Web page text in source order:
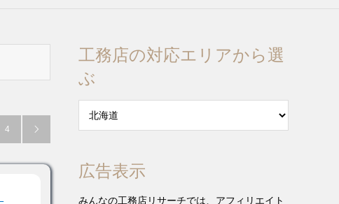
4 
工務店の対応エリアから選
ぶ
広告表示
みんなの工務店リサーチでは、アフィリエイト